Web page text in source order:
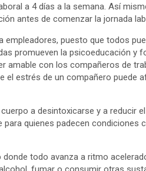
a 4 días a la semana. Así
antes de comenzar la jornada
puesto que todos
promueven la psicoeducación y
amable con los compañeros de
el estrés de un compañero puede
a desintoxicarse y a reducir
quienes padecen condiciones
todo avanza a ritmo